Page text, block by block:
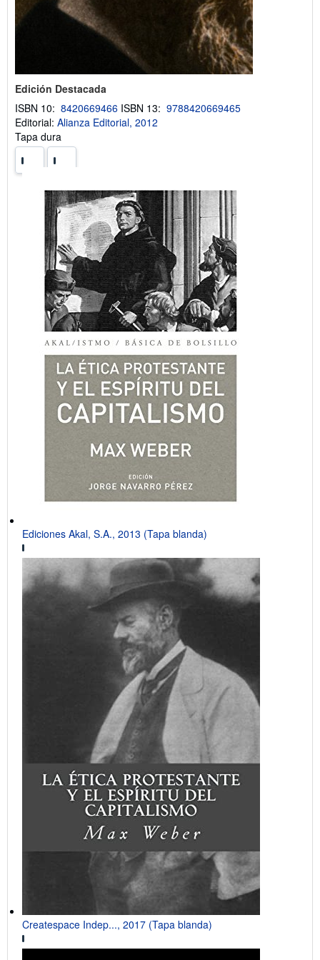
Edición Destacada
ISBN 10: 8420669466 ISBN 13: 9788420669465
Editorial: Alianza Editorial, 2012
Tapa dura
Ediciones Akal, S.A., 2013 (Tapa blanda)
Createspace Indep..., 2017 (Tapa blanda)